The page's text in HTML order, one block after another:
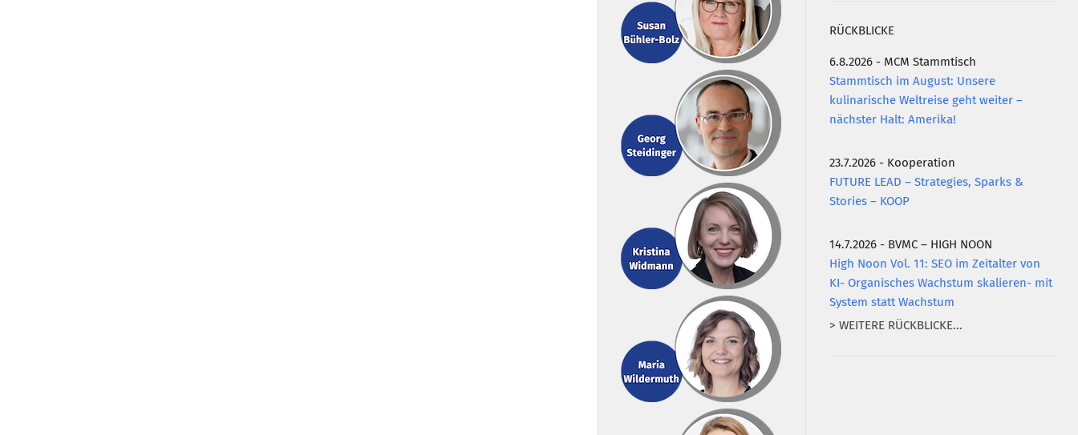
RÜCKBLICKE
6.8.2026 - MCM Stammtisch
Stammtisch im August: Unsere
kulinarische Weltreise geht weiter –
nächster Halt: Amerika!
23.7.2026 - Kooperation
FUTURE LEAD – Strategies, Sparks &
Stories – KOOP
14.7.2026 - BVMC – HIGH NOON
High Noon Vol. 11: SEO im Zeitalter von
KI- Organisches Wachstum skalieren- mit
System statt Wachstum
> WEITERE RÜCKBLICKE...